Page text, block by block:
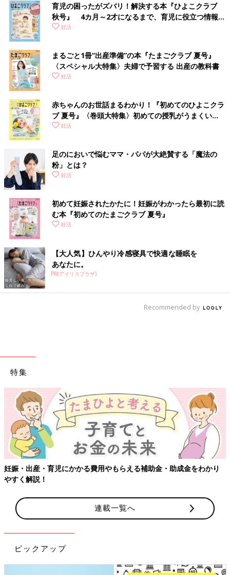
育児の困ったがズバリ！解決する本『ひよこクラブ
秋号』 4カ月～2才になるまで、育児に役立つ情報が
いっぱい！
妊活
まるごと1冊“出産準備”の本『たまごクラブ 夏号』
〈スペシャル大特集〉夫婦で予習する 出産の教科書
妊活
赤ちゃんのお世話まるわかり！『初めてのひよこクラ
ブ 夏号』〈巻頭大特集〉初めての授乳がうまくい
く！ おっぱい・ミルクの基本と夏のトラブル 解決テ
妊活
足のにおいで悩むママ・パパが大絶賛する「魔法の
粉」とは？
妊活
初めて妊娠されたかたに！妊娠がわかったら最初に読
む本『初めてのたまごクラブ 夏号』
妊活
【大人気】ひんやり冷感寝具で快適な睡眠を
あなたに。
PR(アイリスプラザ)
Recommended by
特集
妊娠・出産・育児にかかる費用やもらえる補助金・助成金をわかり
やすく解説！
連載一覧へ
ピックアップ